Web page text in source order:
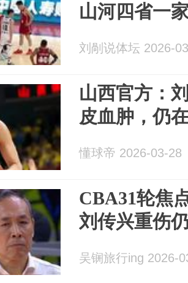
山河四省一
刘剮说体坛 2026-
山西官方：
皮血肿，仍
懂球帝 2026-03-28
CBA31轮焦
刘传兴重伤
吴锎旅行ing 2026-